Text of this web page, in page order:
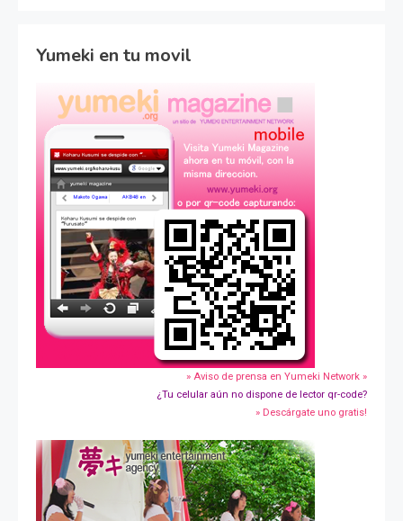
Yumeki en tu movil
» Aviso de prensa en Yumeki Network »
¿Tu celular aún no dispone de lector qr-code?
» Descárgate uno gratis!